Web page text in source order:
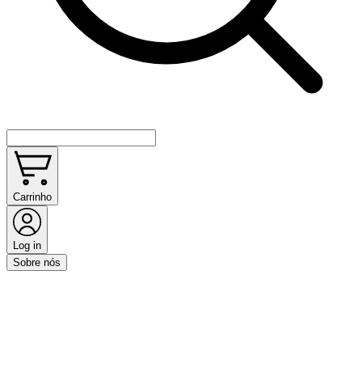
Carrinho
Log in
Sobre nós